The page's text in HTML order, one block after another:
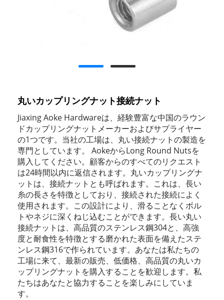
丸いカップリングナット接続ナット
Jiaxing Aoke Hardwareは、経験豊富な中国のラウン
ドカップリングナットメーカーおよびサプライヤー
の1つです。当社の工場は、丸い接続ナットの製造を
専門としています。 AokeからLong Round Nutsを
購入してください。顧客からのすべてのリクエスト
は24時間以内に返信されます。丸いカップリングナ
ットは、接続ナットとも呼ばれます。これは、長い
糸の長さを特徴としており、接続された接続によく
使用されます。この設計により、滑ることなくボル
トやネジに深くねじ込むことができます。長い丸い
接続ナットは、高品質のステンレス鋼304と、高強
度と耐食性を特徴とする磨かれた表面を備えたステ
ンレス鋼316で作られています。あなたは私たちの
工場に来て、最新の販売、低価格、高品質の丸いカ
ップリングナットを購入することを歓迎します。私
たちはあなたと協力することを楽しみにしていま
す。